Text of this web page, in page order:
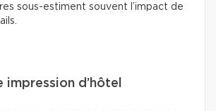
sous-estiment souvent l’impact de
impression d’hôtel